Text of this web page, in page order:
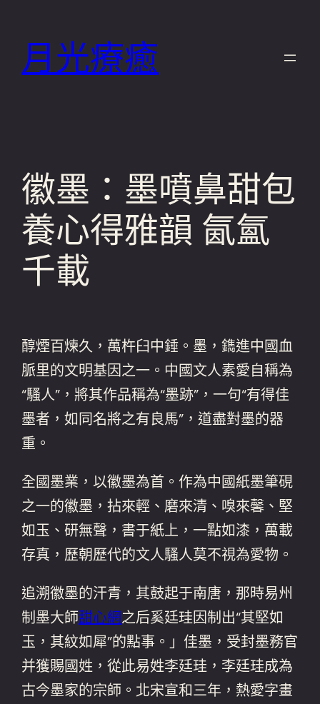
月光療癒
徽墨：墨噴鼻甜包
養心得雅韻 氤氳
千載
醇煙百煉久，萬杵臼中錘。墨，鐫進中國血
脈里的文明基因之一。中國文人素愛自稱為
“騷人”，將其作品稱為“墨跡”，一句“有得佳
墨者，如同名將之有良馬”，道盡對墨的器
重。
全國墨業，以徽墨為首。作為中國紙墨筆硯
之一的徽墨，拈來輕、磨來清、嗅來馨、堅
如玉、研無聲，書于紙上，一點如漆，萬載
存真，歷朝歷代的文人騷人莫不視為愛物。
追溯徽墨的汗青，其鼓起于南唐，那時易州
制墨大師甜心網之后奚廷珪因制出“其堅如
玉，其紋如犀”的點事。」佳墨，受封墨務官
并獲賜國姓，從此易姓李廷珪，李廷珪成為
古今墨家的宗師。北宋宣和三年，熱愛字畫